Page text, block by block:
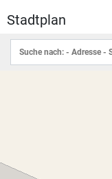
Stadtplan